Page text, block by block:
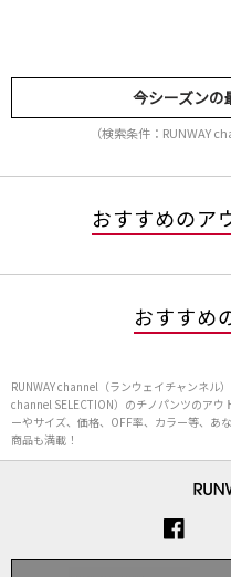
今シーズンの
（検索条件：RUNWAY
おすすめのア
おすすめ
RUNWAY channel（ランウェイチャンネル
channel SELECTION）のチノパンツのア
ーやサイズ、価格、OFF率、カラー等、あ
商品も満載！